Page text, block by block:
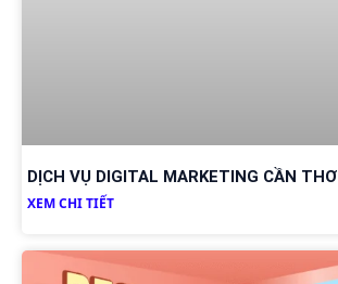
DỊCH VỤ DIGITAL MARKETING CẦN THƠ
XEM CHI TIẾT